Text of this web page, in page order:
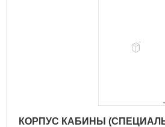
КОРПУС КАБИНЫ